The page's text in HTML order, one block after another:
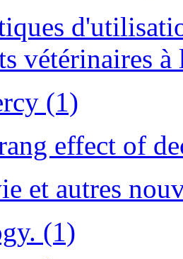
vétérinaires
(1)
effect of
et autres
(1)